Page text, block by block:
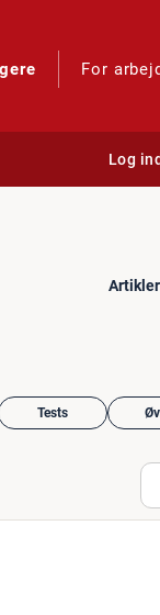
For
Log ind
Tests